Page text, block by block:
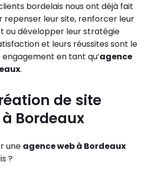
bordelais nous ont déjà fait
repenser leur site, renforcer leur
ou développer leur stratégie
et leurs réussites sont le
en tant qu’agence
.
de site
Bordeaux
une agence web à Bordeaux
?